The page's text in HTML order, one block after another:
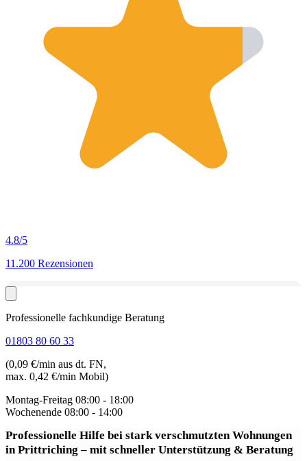
4.8/5
11.200 Rezensionen
Professionelle fachkundige Beratung
01803 80 60 33
(0,09 €/min aus dt. FN,
max. 0,42 €/min Mobil)
Montag-Freitag 08:00 - 18:00
Wochenende 08:00 - 14:00
Professionelle Hilfe bei stark verschmutzten Wohnungen
in Prittriching– mit schneller Unterstützung & Beratung